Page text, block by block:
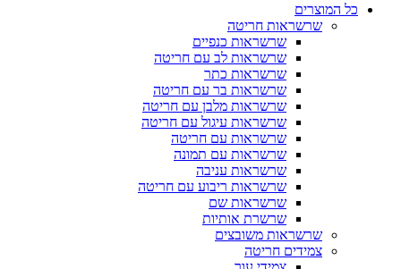
כל המוצרים
שרשראות חריטה
שרשראות כנפיים
שרשראות לב עם חריטה
שרשראות כתר
שרשראות בר עם חריטה
שרשראות מלבן עם חריטה
שרשראות עיגול עם חריטה
שרשראות עם חריטה
שרשראות עם תמונה
שרשראות עניבה
שרשראות ריבוע עם חריטה
שרשראות שם
שרשרת אותיות
שרשראות משובצים
צמידים חריטה